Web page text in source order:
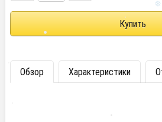
Обзор Характеристики